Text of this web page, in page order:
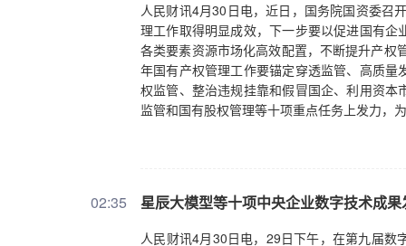
人民财讯4月30日电，近日，国务院国资委召
理工作取得明显成效，下一步要以促进国有
各类要素资源市场化高效配置，不断提升产
年国有产权管理工作要锚定穿透监管、高质
权监管、整治违规挂靠和假冒国企、利用资
监管和国有股权管理等十项重点任务上发力，
02:35 星辰大模型等十项中央企业数字技术成果
人民财讯4月30日电，29日下午，在第九届数